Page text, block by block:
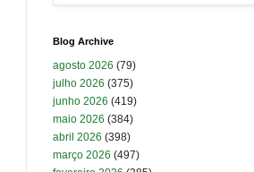
Blog Archive
agosto 2026 (79)
julho 2026 (375)
junho 2026 (419)
maio 2026 (384)
abril 2026 (398)
março 2026 (497)